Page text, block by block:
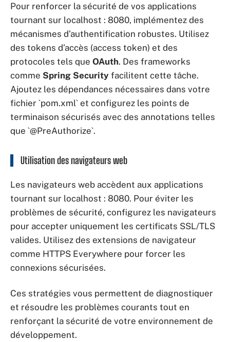
Pour renforcer la sécurité de vos applications
tournant sur localhost : 8080, implémentez des
mécanismes d’authentification robustes. Utilisez
des tokens d’accès (access token) et des
protocoles tels que OAuth. Des frameworks
comme Spring Security facilitent cette tâche.
Ajoutez les dépendances nécessaires dans votre
fichier `pom.xml` et configurez les points de
terminaison sécurisés avec des annotations telles
que `@PreAuthorize`.
Utilisation des navigateurs web
Les navigateurs web accèdent aux applications
tournant sur localhost : 8080. Pour éviter les
problèmes de sécurité, configurez les navigateurs
pour accepter uniquement les certificats SSL/TLS
valides. Utilisez des extensions de navigateur
comme HTTPS Everywhere pour forcer les
connexions sécurisées.
Ces stratégies vous permettent de diagnostiquer
et résoudre les problèmes courants tout en
renforçant la sécurité de votre environnement de
développement.